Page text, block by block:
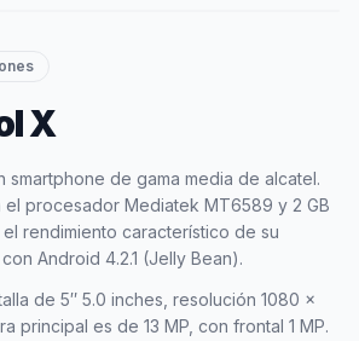
X
smartphone de gama media de alcatel.
procesador Mediatek MT6589 y 2 GB
rendimiento característico de su
Android 4.2.1 (Jelly Bean).
de 5″ 5.0 inches, resolución 1080 x
principal es de 13 MP, con frontal 1 MP.